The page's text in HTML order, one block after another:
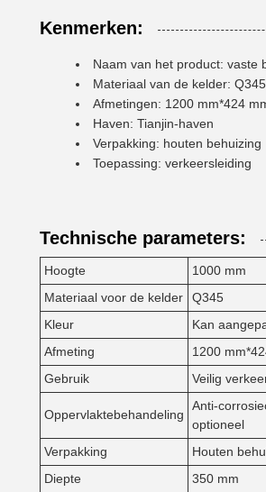
Kenmerken:
Naam van het product: vaste
Materiaal van de kelder: Q345
Afmetingen: 1200 mm*424
Haven: Tianjin-haven
Verpakking: houten behuizing
Toepassing: verkeersleiding
Technische parameters:
Hoogte
1000 mm
Materiaal voor de kelder
Q345
Kleur
Kan
Afmeting
1200
Gebruik
Veilig
Oppervlaktebehandeling
Anti-
optioneel
Verpakking
Houten
Diepte
350 mm